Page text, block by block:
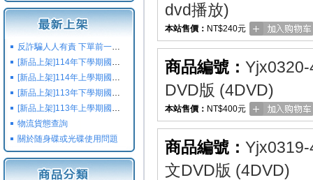
反詐騙人人有責 下單前一定要注意
[新品上架]114年下學期國小國中高中命題光碟,校用卷,習作
[新品上架]114年上學期國小國中高中命題光碟,校用卷,習作
[新品上架]113年下學期國小國中高中命題光碟,校用卷,習作
[新品上架]113年上學期國小國中高中命題光碟,校用卷,習作
物流貨態查詢
關於随身碟或光碟使用問題
dvd播放)
本站售價： NT$240元
商品編號： Yjx0320-
DVD版 (4DVD)
本站售價： NT$400元
商品編號： Yjx0319-
文DVD版 (4DVD)